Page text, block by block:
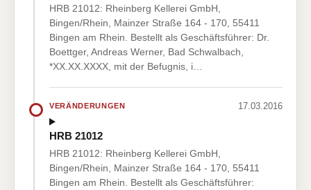
HRB 21012: Rheinberg Kellerei GmbH,
Bingen/Rhein, Mainzer Straße 164 - 170, 55411
Bingen am Rhein. Bestellt als Geschäftsführer: Dr.
Boettger, Andreas Werner, Bad Schwalbach,
*XX.XX.XXXX, mit der Befugnis, i…
VERÄNDERUNGEN 17.03.2016
HRB 21012
HRB 21012: Rheinberg Kellerei GmbH,
Bingen/Rhein, Mainzer Straße 164 - 170, 55411
Bingen am Rhein. Bestellt als Geschäftsführer: